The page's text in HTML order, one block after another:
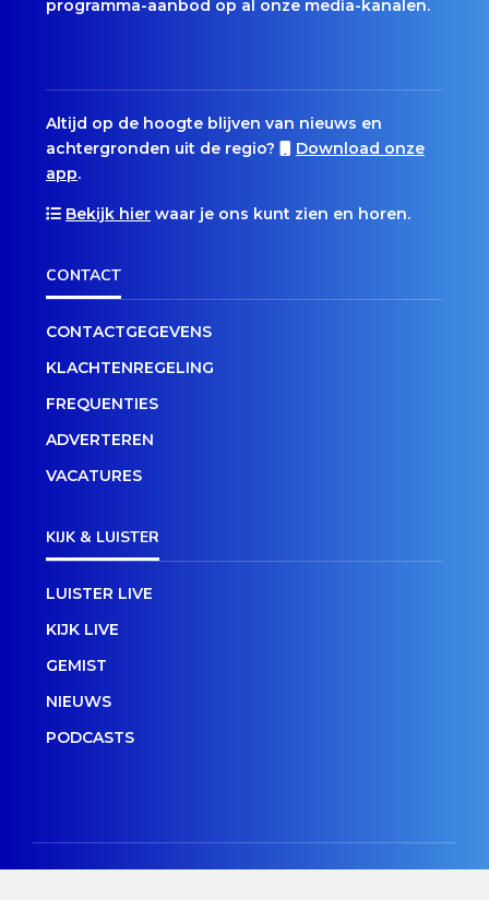
programma-aanbod op al onze media-kanalen.
Altijd op de hoogte blijven van nieuws en
achtergronden uit de regio?
Download onze
app.
Bekijk hier waar je ons kunt zien en horen.
CONTACT
CONTACTGEGEVENS
KLACHTENREGELING
FREQUENTIES
ADVERTEREN
VACATURES
KIJK & LUISTER
LUISTER LIVE
KIJK LIVE
GEMIST
NIEUWS
PODCASTS